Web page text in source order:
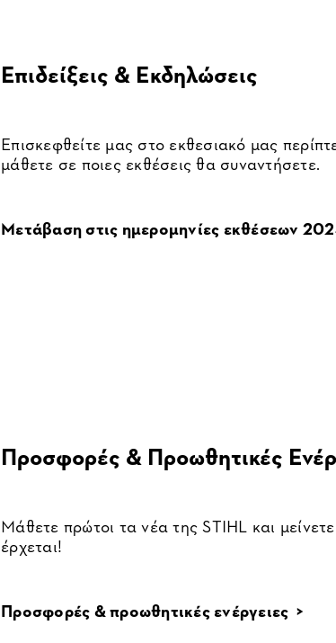
Επιδείξεις & Εκδηλώσεις
Επισκεφθείτε μας στο εκθεσιακό μας
μάθετε σε ποιες εκθέσεις θα συναντήσετε.
Μετάβαση στις ημερομηνίες εκθέσεων
Προσφορές & Προωθητικές
Μάθετε πρώτοι τα νέα της STIHL και
έρχεται!
Προσφορές & προωθητικές ενέργειες >